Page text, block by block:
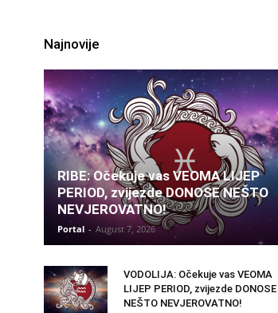
Najnovije
RIBE: Očekuje vas VEOMA LIJEP
PERIOD, zvijezde DONOSE NEŠTO
NEVJEROVATNO!
Portal - August 7, 2026
VODOLIJA: Očekuje vas VEOMA
LIJEP PERIOD, zvijezde DONOSE
NEŠTO NEVJEROVATNO!